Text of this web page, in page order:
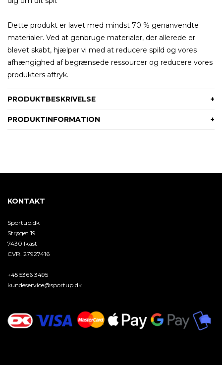
Dette produkt er lavet med mindst 70 % genanvendte
materialer. Ved at genbruge materialer, der allerede er
blevet skabt, hjælper vi med at reducere spild og vores
afhængighed af begrænsede ressourcer og reducere vores
produkters aftryk.
PRODUKTBESKRIVELSE
PRODUKTINFORMATION
KONTAKT
Sportup.dk
Strøget 19
7430 Ikast
CVR. 27927416
+45 5366 3495
kundeservice@sportup.dk